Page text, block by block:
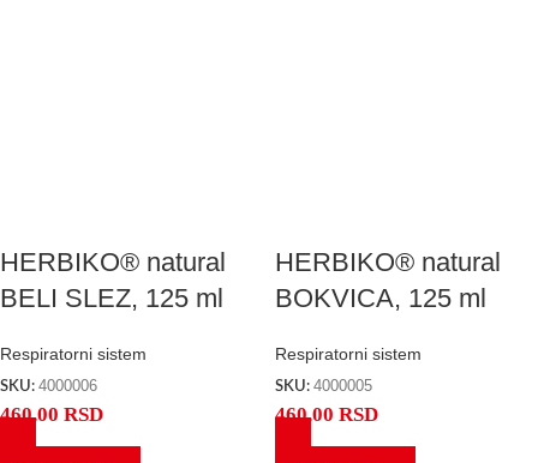
HERBIKO® natural
BELI SLEZ, 125 ml
Respiratorni sistem
SKU: 4000006
460,00 RSD
HERBIKO® natural
BOKVICA, 125 ml
Respiratorni sistem
SKU: 4000005
460,00 RSD